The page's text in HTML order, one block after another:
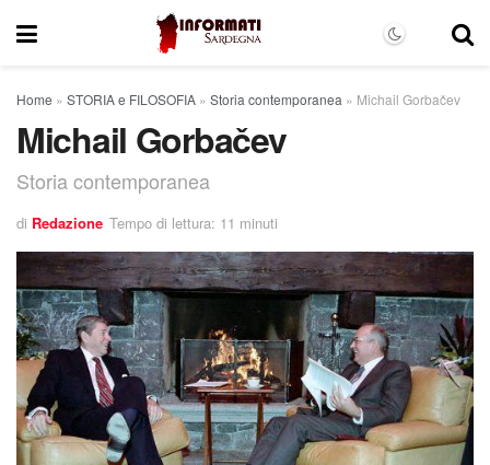
Home » STORIA e FILOSOFIA » Storia contemporanea » Michail Gorbačev
Michail Gorbačev
Storia contemporanea
di Redazione Tempo di lettura: 11 minuti